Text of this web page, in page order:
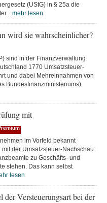
(UStG) in § 25a die
mehr lesen
wird sie wahrscheinlicher?
sind in der Finanzverwaltung
1770 Umsatzsteuer-
und dabei Mehreinnahmen von
Bundesfinanzministeriums).
mit
im Vorfeld bekannt
der Umsatzsteuer-Nachschau:
zu Geschäfts- und
stehen. Das kann selbst
lesen
der Versteuerungsart bei der